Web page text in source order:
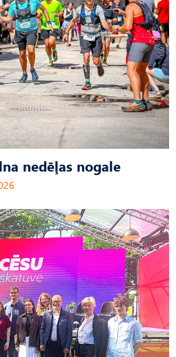
nedēļas nogale